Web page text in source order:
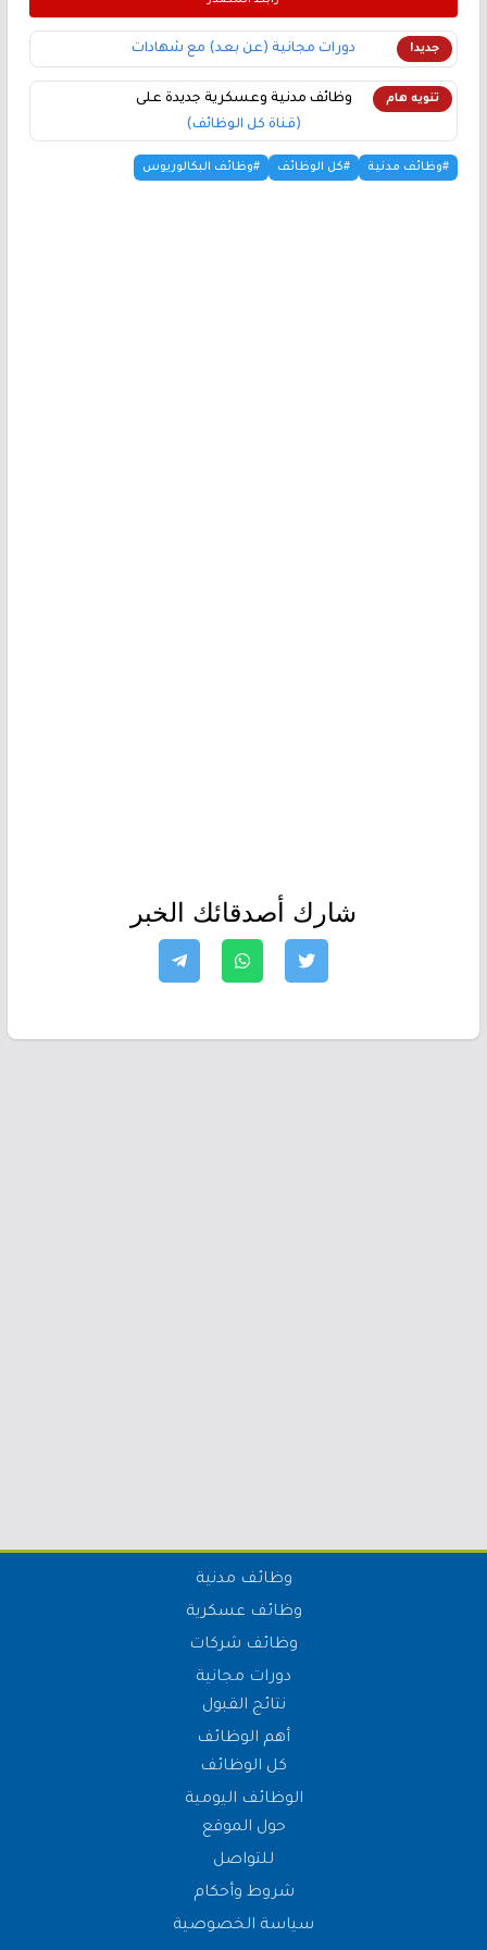
جديد! دورات مجانية (عن بعد) مع شهادات
تنويه هام
وظائف مدنية وعسكرية جديدة على
(قناة كل الوظائف)
#وظائف مدنية #كل الوظائف #وظائف البكالوريوس
شارك أصدقائك الخبر
وظائف مدنية
وظائف عسكرية
وظائف شركات
دورات مجانية
نتائج القبول
أهم الوظائف
كل الوظائف
الوظائف اليومية
حول الموقع
للتواصل
شروط وأحكام
سياسة الخصوصية